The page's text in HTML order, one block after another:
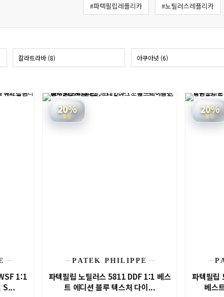
#파텍필립레플리카 #노틸러스레플리카
칼라트라바 (8) 아쿠아넛 (6)
1:1
S...
20%
할인
PATEK PHILIPPE
파텍필립 노틸러스 5811 DDF 1:1 베스
트 에디션 블루 텍스처 다이...
20%
할인
파텍필립
베스